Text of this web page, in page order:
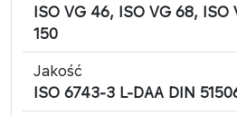
ISO VG 46, ISO VG 68, ISO
150
Jakość
ISO 6743-3 L-DAA DIN